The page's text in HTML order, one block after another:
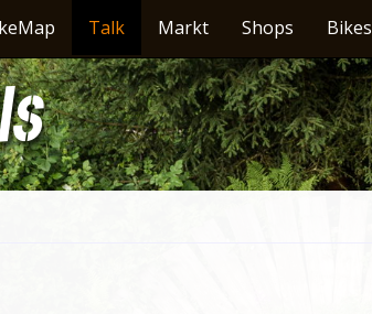
Talk Markt Shops Bikes